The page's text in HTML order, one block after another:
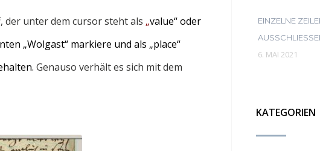
unter dem cursor steht als „value“ oder
„Wolgast“ markiere und als „place“
Genauso verhält es sich mit dem
EINZELNE
AUSSCHLIESSEN
6. MAI 2021
KATEGORIEN